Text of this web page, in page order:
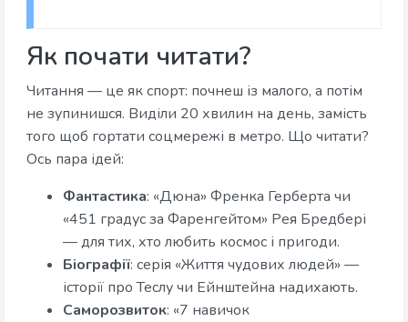
Як почати читати?
Читання — це як спорт: почнеш із малого, а потім
не зупинишся. Виділи 20 хвилин на день, замість
того щоб гортати соцмережі в метро. Що читати?
Ось пара ідей:
Фантастика: «Дюна» Френка Герберта чи
«451 градус за Фаренгейтом» Рея Бредбері
— для тих, хто любить космос і пригоди.
Біографії: серія «Життя чудових людей» —
історії про Теслу чи Ейнштейна надихають.
Саморозвиток: «7 навичок